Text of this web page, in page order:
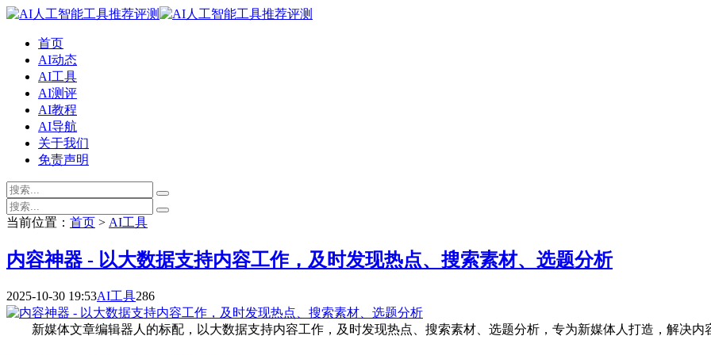
首页
AI动态
AI工具
AI测评
AI教程
AI导航
关于我们
免责声明
当前位置： 首页 > AI工具
内容神器 - 以大数据支持内容工作，及时发现热点、搜索素材、选题分析
2025-10-30 19:53AI工具286
新媒体文章编辑器人的标配，以大数据支持内容工作，及时发现热点、搜索素材、选题分析，专为新媒体人打造，解决内